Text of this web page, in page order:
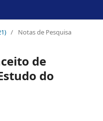
/ Notas de Pesquisa
de
do